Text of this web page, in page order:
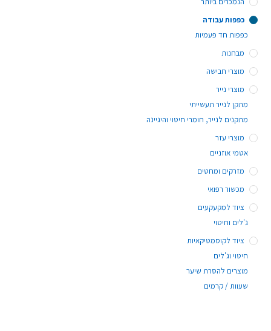
כפפות עבודה
כפפות חד פעמיות
מבחנות
מוצרי חבישה
מוצרי נייר
מתקן לנייר תעשייתי
מתקנים לנייר, חומרי חיטוי והיגיינה
מוצרי עזר
אטמי אוזניים
מזרקים ומחטים
מכשור רפואי
ציוד למקעקעים
ג'לים וחיטוי
ציוד לקוסמטיקאיות
חיטוי וג'לים
מוצרים להסרת שיער
שעוות / קרמים